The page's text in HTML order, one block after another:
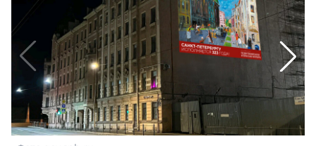
Metro
Стримы
Спецпроекты
Звезды
Выборы
2026
Скачай
Metro